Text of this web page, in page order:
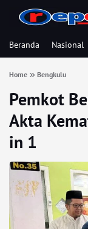
Beranda Nasional
Home Bengkulu
Pemkot
Akta
in 1